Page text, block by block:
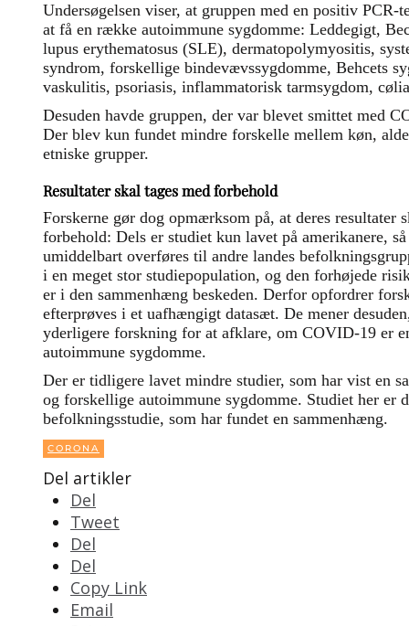
Undersøgelsen viser, at gruppen med en positiv
at få en række autoimmune sygdomme: Leddegigt,
lupus erythematosus (SLE), dermatopolymyositis,
syndrom, forskellige bindevævssygdomme, Behcets
vaskulitis, psoriasis, inflammatorisk tarmsygdom,
Desuden havde gruppen, der var blevet smittet med
Der blev kun fundet mindre forskelle mellem køn,
etniske grupper.
Resultater skal tages med forbehold
Forskerne gør dog opmærksom på, at deres resultater
forbehold: Dels er studiet kun lavet på amerikanere,
umiddelbart overføres til andre landes
i en meget stor studiepopulation, og den forhøjede
er i den sammenhæng beskeden. Derfor opfordrer
efterprøves i et uafhængigt datasæt. De mener
yderligere forskning for at afklare, om COVID-19 er
autoimmune sygdomme.
Der er tidligere lavet mindre studier, som har vist en
og forskellige autoimmune sygdomme. Studiet her er
befolkningsstudie, som har fundet en sammenhæng.
CORONA
Del artikler
Del
Tweet
Del
Del
Copy Link
Email